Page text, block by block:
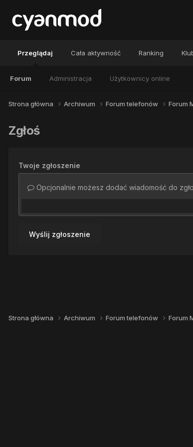
Przeglądaj
Forum Administracja Użytkownicy online
Cała aktywność Ranking
Strona główna Archiwum Forum telefonów Forum
Zgłoś
Twoje zgłoszenie
Opcjonalnie możesz dodać wiadomość do
Wyślij zgłoszenie
Strona główna Archiwum Forum telefonów Forum